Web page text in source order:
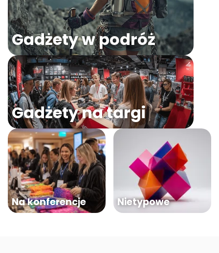
Gadżety w podróż
Gadżety na targi
Na konferencje Nietypowe